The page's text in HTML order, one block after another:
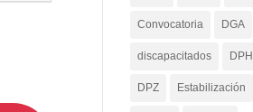
Convocatoria DGA
discapacitados DPH
DPZ Estabilización